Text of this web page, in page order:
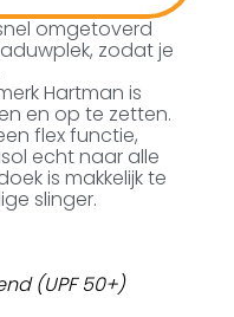
omgetoverd
zodat je
Hartman is
en op te zetten.
flex functie,
echt naar alle
is makkelijk te
slinger.
(UPF 50+)